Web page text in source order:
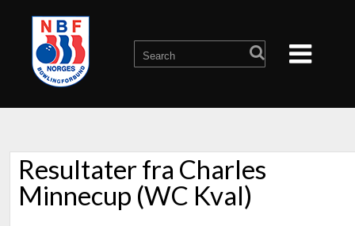
Resultater fra Charles
Minnecup (WC Kval)